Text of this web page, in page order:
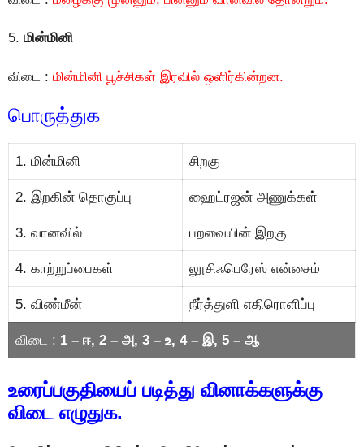
5. மின்மினி
விடை : மின்மினி பூச்சிகள் இரவில் ஒளிர்கின்றன.
பொருத்துக
1. மின்மினி சிறகு
2. இறகின் தொகுப்பு ஹைட்ரஜன் அணுக்கள்
3. வானவில் பறவையின் இறகு
4. காற்றுப்பைகள் லூசிஃபெரேஸ் என்சைம்
5. விண்மீன் நீர்த்துளி எதிரொளிப்பு
விடை : 1 – ஈ, 2 – அ, 3 – உ, 4 – இ, 5 – ஆ
உரைப்பகுதியைப் படித்து வினாக்களுக்கு
விடை எழுதுக.